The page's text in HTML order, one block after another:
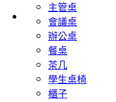
主管桌
會議桌
辦公桌
餐桌
茶几
學生桌椅
櫃子